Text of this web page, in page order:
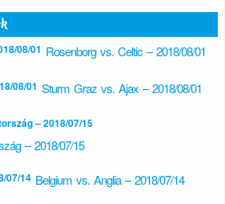
Rosenborg vs. Celtic – 2018/08/01
Sturm Graz vs. Ajax – 2018/08/01
– 2018/07/15
Belgium vs. Anglia – 2018/07/14